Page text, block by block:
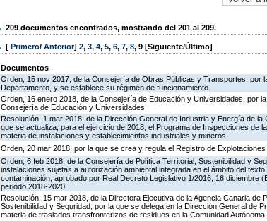
209 documentos encontrados, mostrando del 201 al 209.
[ Primero/ Anterior] 2, 3, 4, 5, 6, 7, 8, 9 [Siguiente/Último]
Documentos
Orden, 15 nov 2017, de la Consejería de Obras Públicas y Transportes, por
Departamento, y se establece su régimen de funcionamiento
Orden, 16 enero 2018, de la Consejería de Educación y Universidades, por
Consejería de Educación y Universidades
Resolución, 1 mar 2018, de la Dirección General de Industria y Energía de
que se actualiza, para el ejercicio de 2018, el Programa de Inspecciones de
materia de instalaciones y establecimientos industriales y mineros
Orden, 20 mar 2018, por la que se crea y regula el Registro de
Orden, 6 feb 2018, de la Consejería de Política Territorial, Sostenibilidad y
instalaciones sujetas a autorización ambiental integrada en el ámbito del
contaminación, aprobado por Real Decreto Legislativo 1/2016, 16 diciembre
periodo 2018-2020
Resolución, 15 mar 2018, de la Directora Ejecutiva de la Agencia Canaria de
Sostenibilidad y Seguridad, por la que se delega en la Dirección General de
materia de traslados transfronterizos de residuos en la Comunidad Autónoma